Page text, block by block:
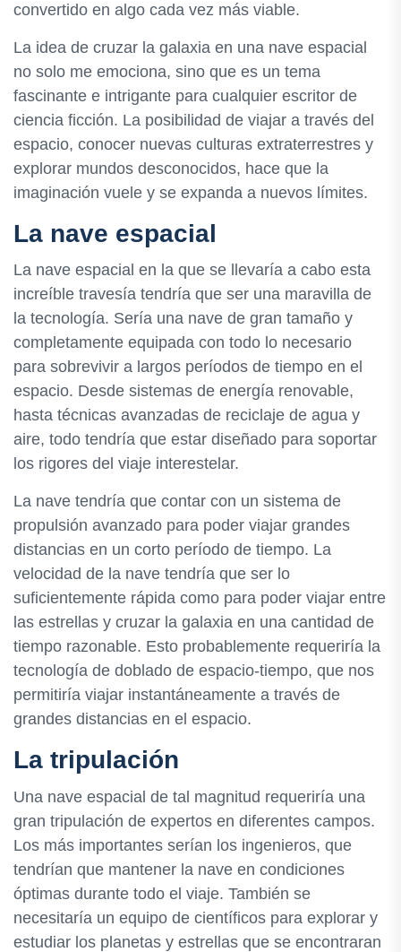
convertido en algo cada vez más viable.
La idea de cruzar la galaxia en una nave espacial
no solo me emociona, sino que es un tema
fascinante e intrigante para cualquier escritor de
ciencia ficción. La posibilidad de viajar a través del
espacio, conocer nuevas culturas extraterrestres y
explorar mundos desconocidos, hace que la
imaginación vuele y se expanda a nuevos límites.
La nave espacial
La nave espacial en la que se llevaría a cabo esta
increíble travesía tendría que ser una maravilla de
la tecnología. Sería una nave de gran tamaño y
completamente equipada con todo lo necesario
para sobrevivir a largos períodos de tiempo en el
espacio. Desde sistemas de energía renovable,
hasta técnicas avanzadas de reciclaje de agua y
aire, todo tendría que estar diseñado para soportar
los rigores del viaje interestelar.
La nave tendría que contar con un sistema de
propulsión avanzado para poder viajar grandes
distancias en un corto período de tiempo. La
velocidad de la nave tendría que ser lo
suficientemente rápida como para poder viajar entre
las estrellas y cruzar la galaxia en una cantidad de
tiempo razonable. Esto probablemente requeriría la
tecnología de doblado de espacio-tiempo, que nos
permitiría viajar instantáneamente a través de
grandes distancias en el espacio.
La tripulación
Una nave espacial de tal magnitud requeriría una
gran tripulación de expertos en diferentes campos.
Los más importantes serían los ingenieros, que
tendrían que mantener la nave en condiciones
óptimas durante todo el viaje. También se
necesitaría un equipo de científicos para explorar y
estudiar los planetas y estrellas que se encontraran